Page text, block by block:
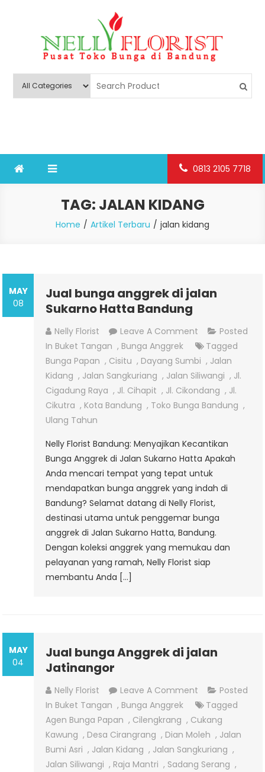
Nelly Florist Bandung
0813 2105 7718
TAG: JALAN KIDANG
Home Artikel Terbaru jalan kidang
MAY
08
Jual bunga anggrek di jalan
Sukarno Hatta Bandung
Nelly Florist Leave A Comment On
Jual
Bunga
Anggrek
Di
Jalan
Bandung
Posted
In Buket Tangan , Bunga Anggrek
Tagged
Bunga Papan , Cisitu , Dayang Sumbi , Jalan
Kidang , Jalan Sangkuriang , Jalan Siliwangi , Jl.
Cigadung Raya , Jl. Cihapit , Jl. Cikondang , Jl.
Cikutra , Kota Bandung , Toko Bunga Bandung ,
Ulang Tahun
Nelly Florist Bandung: Menyajikan Kecantikan
Bunga Anggrek di Jalan Sukarno Hatta Apakah
Anda mencari tempat yang tepat untuk
mendapatkan bunga anggrek yang indah di
Bandung? Selamat datang di Nelly Florist,
destinasi utama untuk penggemar bunga
anggrek di Jalan Sukarno Hatta, Bandung.
Dengan koleksi anggrek yang memukau dan
pelayanan yang ramah, Nelly Florist siap
membantu Anda […]
MAY
04
Jual bunga Anggrek di jalan
Jatinangor
Nelly Florist Leave A Comment On
Jual
Bunga
Anggrek
Di
Jalan
Posted
In Buket Tangan , Bunga Anggrek
Tagged
Agen Bunga Papan , Cilengkrang , Cukang
Kawung , Desa Cirangrang , Dian Moleh , Jalan
Bumi Asri , Jalan Kidang , Jalan Sangkuriang ,
Jalan Siliwangi , Raja Mantri , Sadang Serang ,